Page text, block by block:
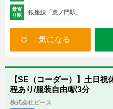
最寄
り駅
銀座線「虎ノ門駅」
気になる
【SE（コーダー）】土日
程あり/服装自由/駅3分
株式会社ピース